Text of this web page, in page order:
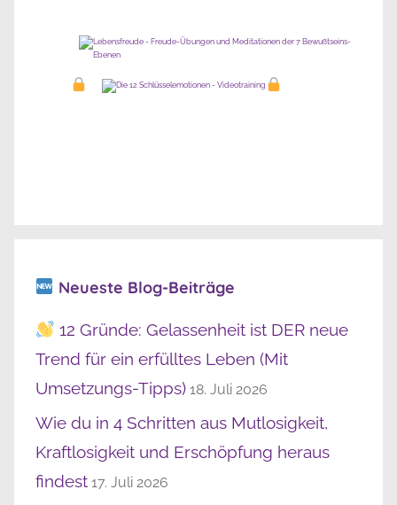
Neueste Blog-Beiträge
12 Gründe: Gelassenheit ist DER neue
Trend für ein erfülltes Leben (Mit
Umsetzungs-Tipps) 18. Juli 2026
Wie du in 4 Schritten aus Mutlosigkeit,
Kraftlosigkeit und Erschöpfung heraus
findest 17. Juli 2026